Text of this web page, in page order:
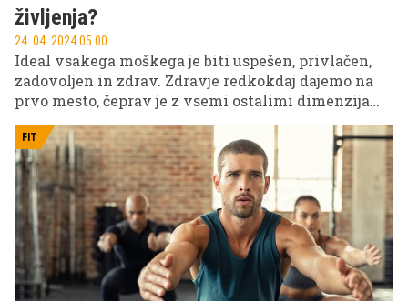
življenja?
24. 04. 2024 05.00
Ideal vsakega moškega je biti uspešen, privlačen,
zadovoljen in zdrav. Zdravje redkokdaj dajemo na
prvo mesto, čeprav je z vsemi ostalimi dimenzijami
prijetnega in zadovoljujočega življenja neogibno
povezano. Zdrav moški je poln energije, ki jo lahko
vlaga v projekte, ki ga zanimajo – torej je zelo
verjetno uspešen. Hkrati zdravje vpliva na videz in
s tem povečuje našo privlačnost. Kdor je zdrav, se
dobro počuti in je bolj verjetno tudi zadovoljen sam s
sabo. Zdravje je torej odličen prvi cilj, ki postavi
dobro osnovo za dobro življenje na vseh področjih.
FIT